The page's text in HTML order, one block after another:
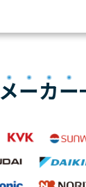
メーカー